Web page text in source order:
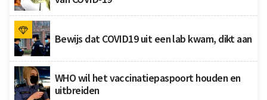
Bewijs dat COVID19 uit een lab kwam, dikt aan
WHO wil het vaccinatiepaspoort houden en
uitbreiden